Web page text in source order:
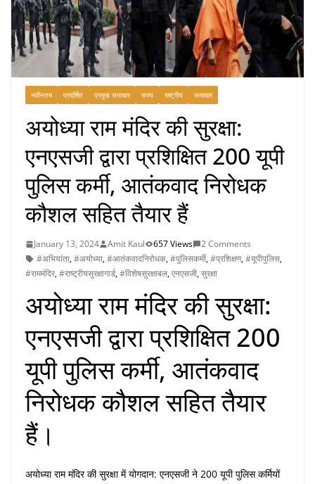
नवीनतम प्रदर्शित प्रमुख समाचार राज्य राष्ट्रीय समाचार
अयोध्या राम मंदिर की सुरक्षा:
एनएसजी द्वारा प्रशिक्षित 200 यूपी
पुलिस कर्मी, आतंकवाद निरोधक
कौशल सहित तैयार हैं
January 13, 2024 Amit Kaul 657 Views
2 Comments
#अभियांता,#अयोध्या,#आतंकवादनिरोधक,#पुलिसकर्मी,#प्रशिक्षण,#यूपीपुलिस,
#राममंदिर,#राष्ट्रीयसुरक्षागार्ड,#विशेषसुरक्षाबल,एनएसजी,सुरक्षा
अयोध्या राम मंदिर की सुरक्षा:
एनएसजी द्वारा प्रशिक्षित 200
यूपी पुलिस कर्मी, आतंकवाद
निरोधक कौशल सहित तैयार
हैं।
अयोध्या राम मंदिर की सुरक्षा में योगदान: एनएसजी ने 200 यूपी पुलिस कर्मियों